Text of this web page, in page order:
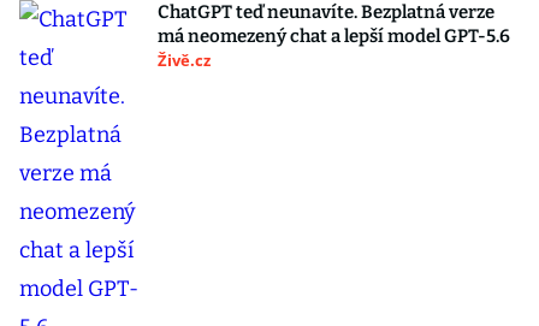
ChatGPT teď neunavíte. Bezplatná verze
má neomezený chat a lepší model GPT-5.6
Živě.cz